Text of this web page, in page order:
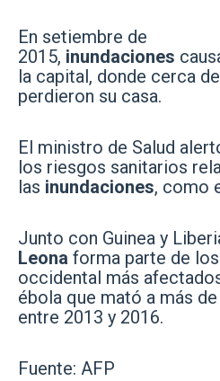
En setiembre de
2015, inundaciones
la capital, donde cerca
perdieron su casa.
El ministro de Salud
los riesgos sanitarios
las inundaciones, como
Junto con Guinea y
Leona forma parte de
occidental más
ébola que mató a más
entre 2013 y 2016.
Fuente: AFP